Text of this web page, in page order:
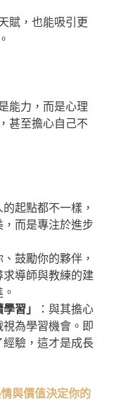
賦，也能吸引更
能力，而是心理
甚至擔心自己不
起點都不一樣，
而是專注於進步
鼓勵你的夥伴，
導師與教練的建
習」
：與其擔心
為學習機會。即
驗，這才是成長
與價值決定你的